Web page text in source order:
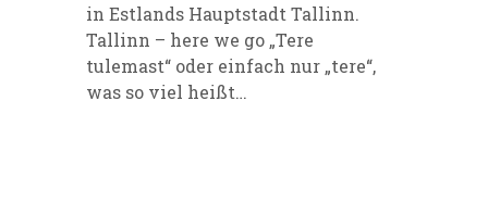
in Estlands Hauptstadt Tallinn.
Tallinn – here we go „Tere
tulemast“ oder einfach nur „tere“,
was so viel heißt…